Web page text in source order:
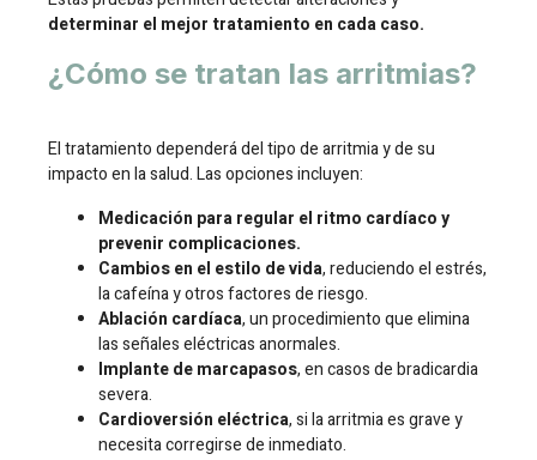
determinar el mejor tratamiento en cada caso.
¿Cómo se tratan las arritmias?
El tratamiento dependerá del tipo de arritmia y de su
impacto en la salud. Las opciones incluyen:
Medicación para regular el ritmo cardíaco y
prevenir complicaciones.
Cambios en el estilo de vida, reduciendo el estrés,
la cafeína y otros factores de riesgo.
Ablación cardíaca, un procedimiento que elimina
las señales eléctricas anormales.
Implante de marcapasos, en casos de bradicardia
severa.
Cardioversión eléctrica, si la arritmia es grave y
necesita corregirse de inmediato.